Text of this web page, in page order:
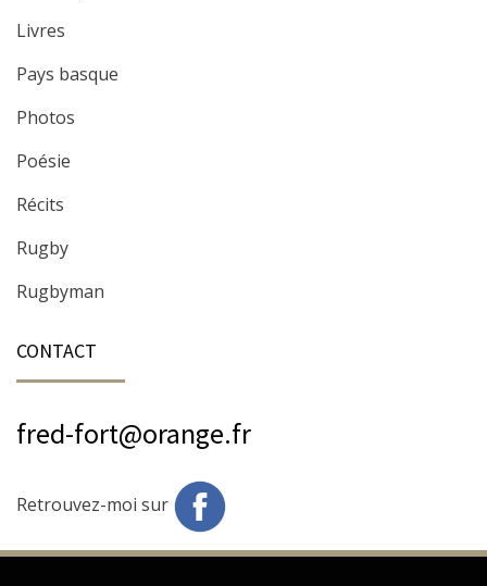
Livres
Pays basque
Photos
Poésie
Récits
Rugby
Rugbyman
CONTACT
fred-fort@orange.fr
Retrouvez-moi sur